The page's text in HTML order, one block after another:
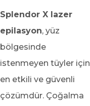
Splendor X lazer
epilasyon, yüz
bölgesinde
istenmeyen tüyler için
en etkili ve güvenli
çözümdür. Çoğalma